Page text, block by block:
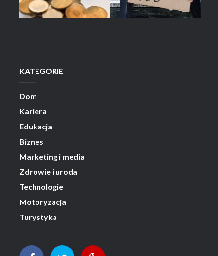
KATEGORIE
Dom
Kariera
Edukacja
Biznes
Marketing i media
Zdrowie i uroda
Technologie
Motoryzacja
Turystyka